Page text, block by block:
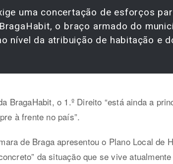
uma concertação de esforços
o braço armado do
nível da atribuição de habitação e
BragaHabit, o 1.º Direito “está ainda a
à frente no país”.
de Braga apresentou o Plano Local de
da situação que se vive